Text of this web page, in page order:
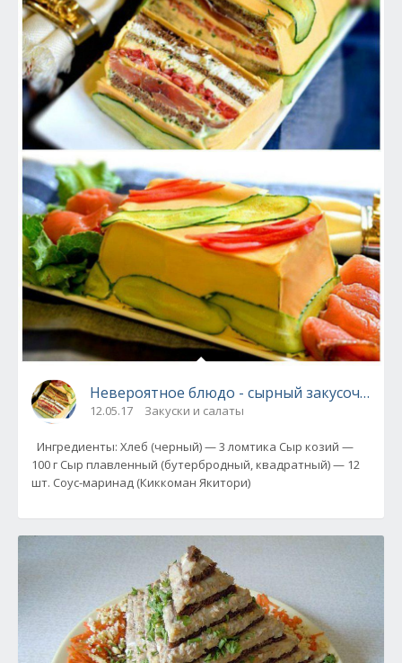
Невероятное блюдо - сырный закусочный
12.05.17 Закуски и салаты
Ингредиенты: Хлеб (черный) — 3 ломтика Сыр козий —
100 г Сыр плавленный (бутербродный, квадратный) — 12
шт. Соус-маринад (Киккоман Якитори)